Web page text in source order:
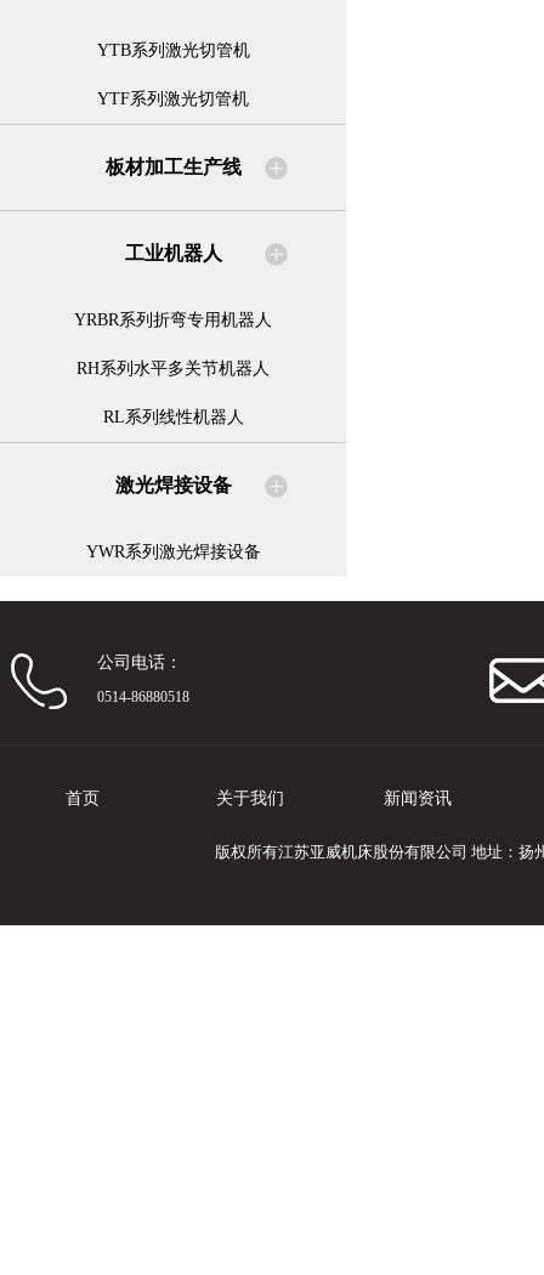
YTB系列激光切管机
YTF系列激光切管机
板材加工生产线
工业机器人
YRBR系列折弯专用机器人
RH系列水平多关节机器人
RL系列线性机器人
激光焊接设备
YWR系列激光焊接设备
公司电话：
0514-86880518
首页 关于我们 新闻资讯
版权所有江苏亚威机床股份有限公司 地址：